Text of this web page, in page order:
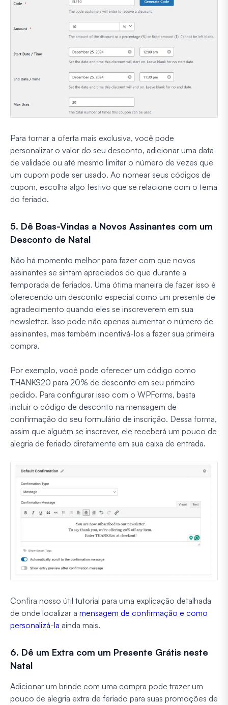
Para tornar a oferta mais exclusiva, você pode
personalizar o valor do seu desconto, adicionar uma data
de validade ou até mesmo limitar o número de vezes que
um cupom pode ser usado. Ao nomear seus códigos de
cupom, escolha algo festivo que se relacione com o tema
do feriado.
5. Dê Boas-Vindas a Novos Assinantes com um
Desconto de Natal
Não há momento melhor para fazer com que novos
assinantes se sintam apreciados do que durante a
temporada de feriados. Uma ótima maneira de fazer isso é
oferecendo um desconto especial como um presente de
agradecimento quando eles se inscreverem em sua
newsletter. Isso pode não apenas aumentar o número de
assinantes, mas também incentivá-los a fazer sua primeira
compra.
Por exemplo, você pode oferecer um código como
THANKS20 para 20% de desconto em seu primeiro
pedido. Para configurar isso com o WPForms, basta
incluir o código de desconto na mensagem de
confirmação do seu formulário de inscrição. Dessa forma,
assim que alguém se inscrever, ele receberá um pouco de
alegria de feriado diretamente em sua caixa de entrada.
Confira nosso útil tutorial para uma explicação detalhada
de onde localizar a mensagem de confirmação e como
personalizá-la ainda mais.
6. Dê um Extra com um Presente Grátis neste
Natal
Adicionar um brinde com uma compra pode trazer um
pouco de alegria extra de feriado para suas promoções de